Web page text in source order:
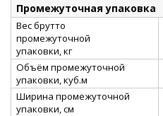
Промежуточная упаковка
Вес брутто
промежуточной
упаковки, кг
Объём промежуточной
упаковки, куб.м
Ширина промежуточной
упаковки, см